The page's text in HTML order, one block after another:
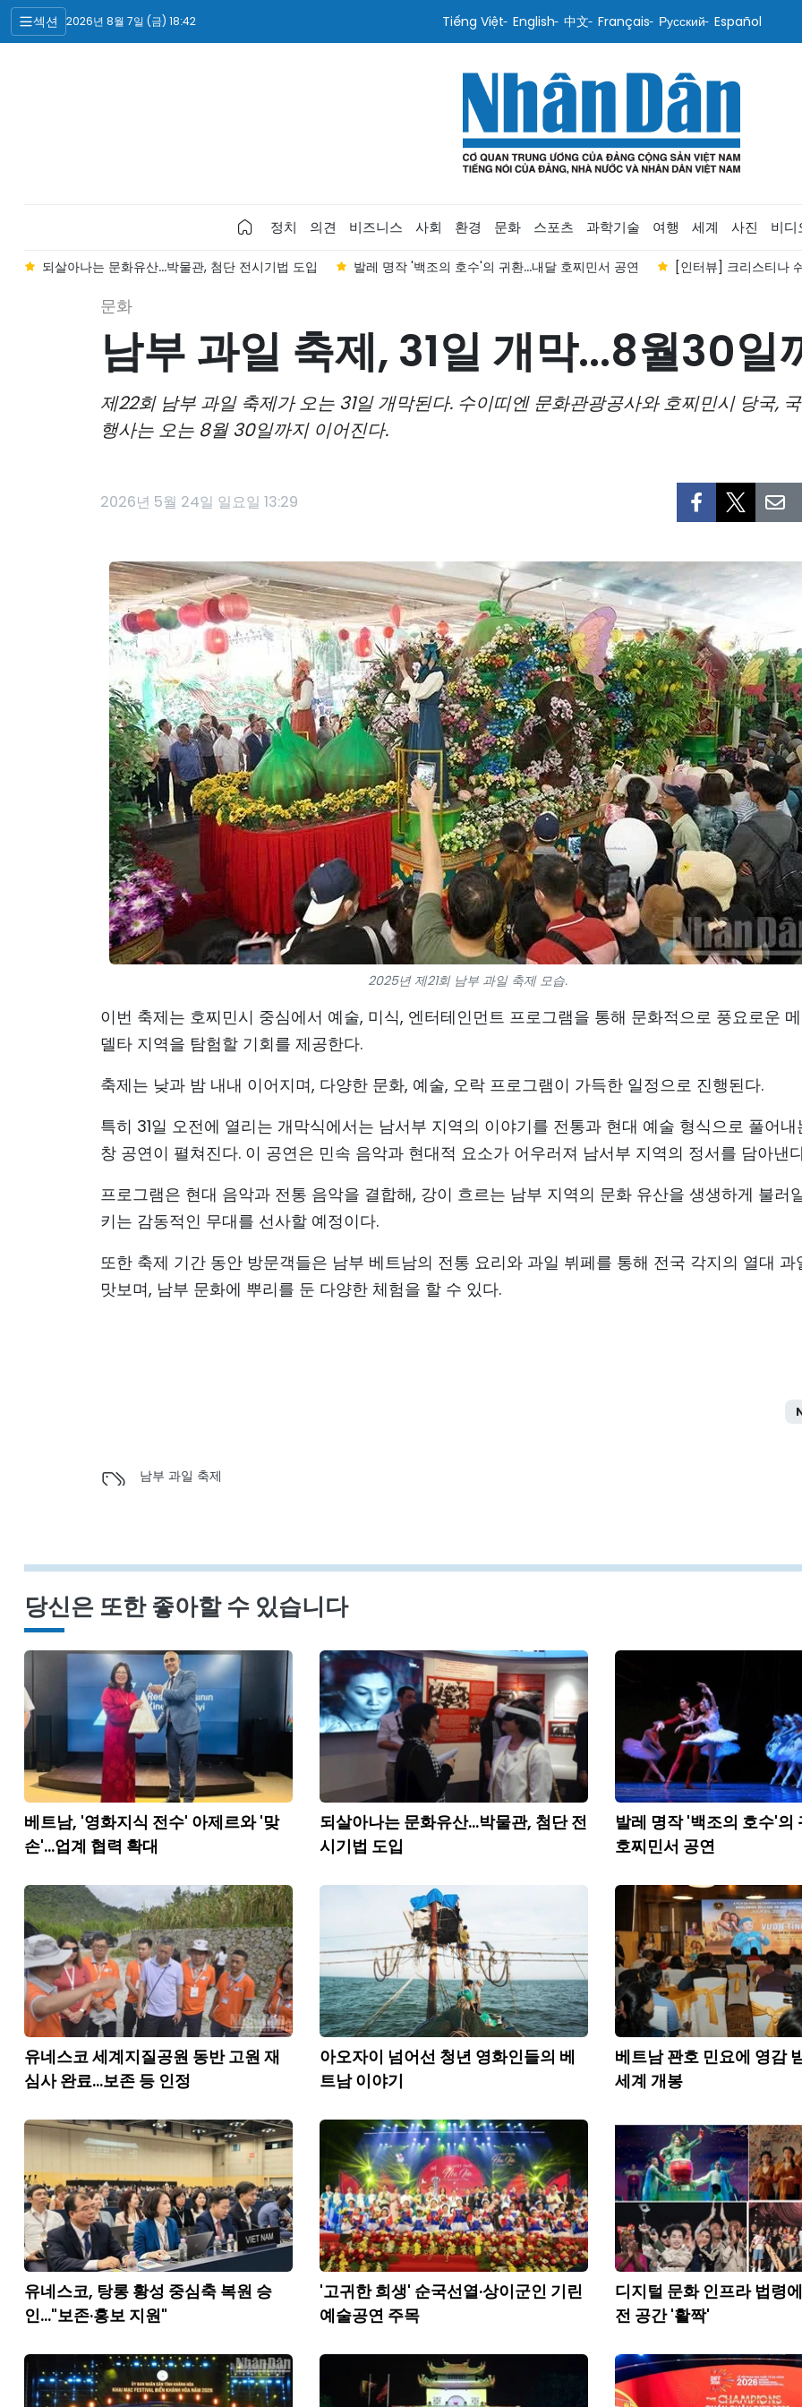
섹션 2026년 8월 7일 (금) 18:42 Tiếng Việt English 中文 Français Русский Español
정치 의견 비즈니스 사회 환경 문화 스포츠 과학기술 여행 세계 사진 비디
되살아나는 문화유산...박물관, 첨단 전시기법 도입 발레 명작 '백조의 호수'의 귀환...내달 호찌민서 공연 [인터뷰] 크리스티나
문화
남부 과일 축제, 31일 개막...8월30일
제22회 남부 과일 축제가 오는 31일 개막된다. 수이띠엔 문화관광공사와 호찌민시 당국,
행사는 오는 8월 30일까지 이어진다.
2026년 5월 24일 일요일 13:29
2025년 제21회 남부 과일 축제 모습.
이번 축제는 호찌민시 중심에서 예술, 미식, 엔터테인먼트 프로그램을 통해 문화적으로 풍요로운
델타 지역을 탐험할 기회를 제공한다.
축제는 낮과 밤 내내 이어지며, 다양한 문화, 예술, 오락 프로그램이 가득한 일정으로 진행된다.
특히 31일 오전에 열리는 개막식에서는 남서부 지역의 이야기를 전통과 현대 예술 형식으로 풀어내
창 공연이 펼쳐진다. 이 공연은 민속 음악과 현대적 요소가 어우러져 남서부 지역의 정서를 담아낸
프로그램은 현대 음악과 전통 음악을 결합해, 강이 흐르는 남부 지역의 문화 유산을 생생하게 불러
키는 감동적인 무대를 선사할 예정이다.
또한 축제 기간 동안 방문객들은 남부 베트남의 전통 요리와 과일 뷔페를 통해 전국 각지의 열대 과
맛보며, 남부 문화에 뿌리를 둔 다양한 체험을 할 수 있다.
남부 과일 축제
당신은 또한 좋아할 수 있습니다
베트남, '영화지식 전수' 아제르와 '맞
손'...업계 협력 확대
되살아나는 문화유산...박물관, 첨단 전
시기법 도입
발레 명작 '백조의 호수'의
호찌민서 공연
유네스코 세계지질공원 동반 고원 재
심사 완료...보존 등 인정
아오자이 넘어선 청년 영화인들의 베
트남 이야기
베트남 꽌호 민요에 영감
세계 개봉
유네스코, 탕롱 황성 중심축 복원 승
인..."보존·홍보 지원"
'고귀한 희생' 순국선열·상이군인 기린
예술공연 주목
디지털 문화 인프라 법령
전 공간 '활짝'